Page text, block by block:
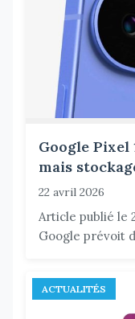
Google Pixel
mais
22 avril 2026
Article publié le
Google prévoit
ACTUALITÉS